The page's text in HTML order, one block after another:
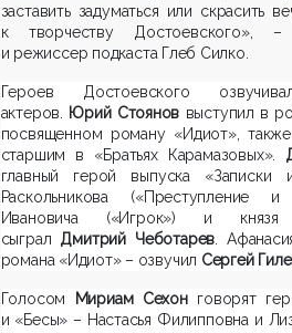
заставить задуматься или скрасить
к творчеству Достоевского», –
и режиссер подкаста Глеб Силко.
Героев Достоевского
актеров. Юрий Стоянов выступил в
посвященном роману «Идиот»,
старшим в «Братьях Карамазовых».
главный герой выпуска «Записки
Раскольникова («Преступление и
Ивановича («Игрок») и
сыграл Дмитрий Чеботарев .
романа «Идиот» – озвучил Сергей
Голосом Мириам Сехонговорят
и «Бесы» – Настасья Филипповна и